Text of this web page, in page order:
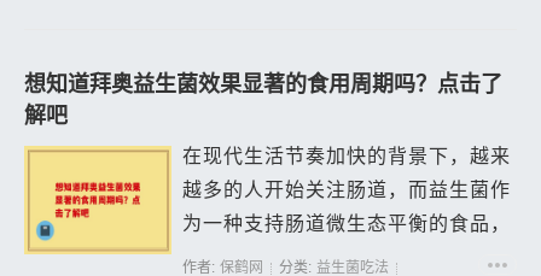
注。今天...
想知道拜奥益生菌效果显著的食用周期吗？点击了
解吧
在现代生活节奏加快的背景下，越来
越多的人开始关注肠道，而益生菌作
为一种支持肠道微生态平衡的食品，
日益受到大家的青睐。特别是拜奥益
作者: 保鹤网 分类: 益生菌吃法